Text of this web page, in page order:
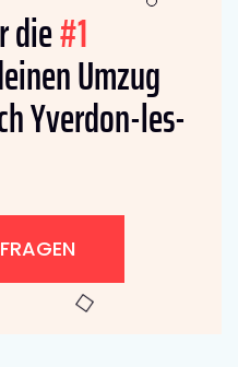
die#1
Umzug
Yverdon-les-